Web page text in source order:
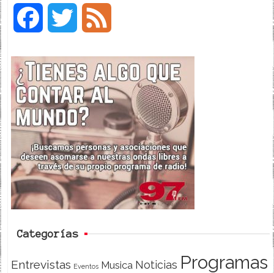
c
e
b
o
o
i
t
t
e
e
d
Categorías
Entrevistas Eventos Musica Noticias Programas